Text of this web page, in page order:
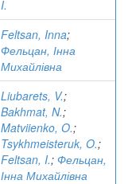
I.
Feltsan, Inna;
Фельцан, Інна
Михайлівна
Liubarets, V.;
Bakhmat, N.;
Matviienko, O.;
Tsykhmeisteruk, O.;
Feltsan, I.; Фельцан,
Інна Михайлівна